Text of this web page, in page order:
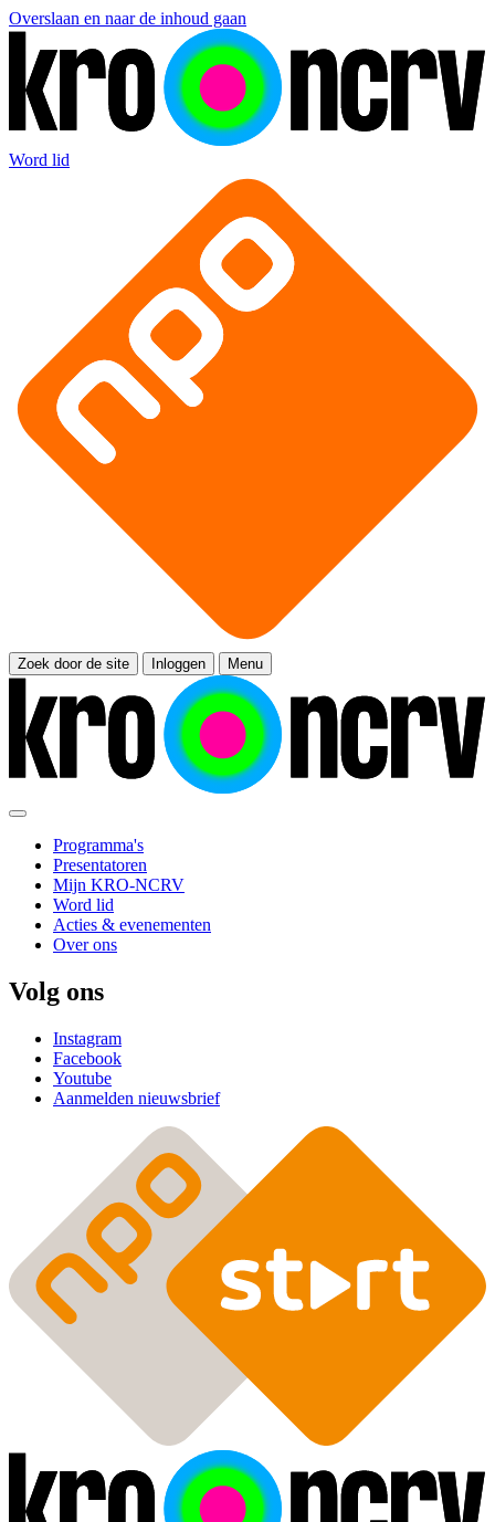
Overslaan en naar de inhoud gaan
Word lid
Zoek door de site Inloggen Menu
Programma's
Presentatoren
Mijn KRO-NCRV
Word lid
Acties & evenementen
Over ons
Volg ons
Instagram
Facebook
Youtube
Aanmelden nieuwsbrief